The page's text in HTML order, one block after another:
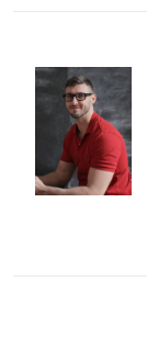
DODAJ
U
KOŠARI